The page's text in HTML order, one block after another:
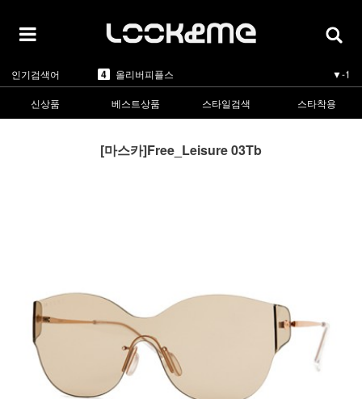
인기검색어
2 마스카 ▲3
린드버그 ▲1
5 카렌워커 ▼-1
1 라피스센시블레
▲5
신상품
베스트상품 스타일검색 스타착용
[마스카]Free_Leisure 03Tb